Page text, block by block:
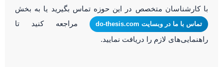
با کارشناسان متخصص در این حوزه تماس بگیرید یا به بخش
تماس با ما در وبسایت do-thesis.com
مراجعه کنید تا
راهنمایی‌های لازم را دریافت نمایید.